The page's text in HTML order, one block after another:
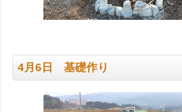
4月6日 基礎作り